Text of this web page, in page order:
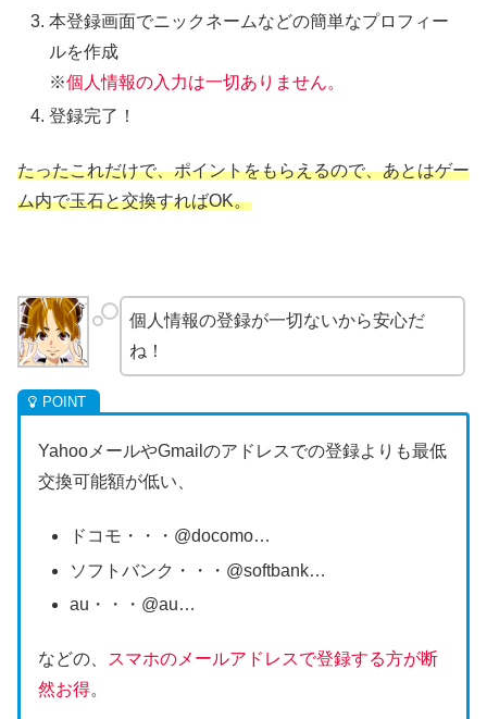
本登録画面でニックネームなどの簡単なプロフィー
ルを作成
※個人情報の入力は一切ありません。
登録完了！
たったこれだけで、ポイントをもらえるので、あとはゲー
ム内で玉石と交換すればOK。
個人情報の登録が一切ないから安心だ
ね！
YahooメールやGmailのアドレスでの登録よりも最低
交換可能額が低い、
ドコモ・・・@docomo…
ソフトバンク・・・@softbank…
au・・・@au…
などの、
スマホのメールアドレスで登録する方が断
然お得。